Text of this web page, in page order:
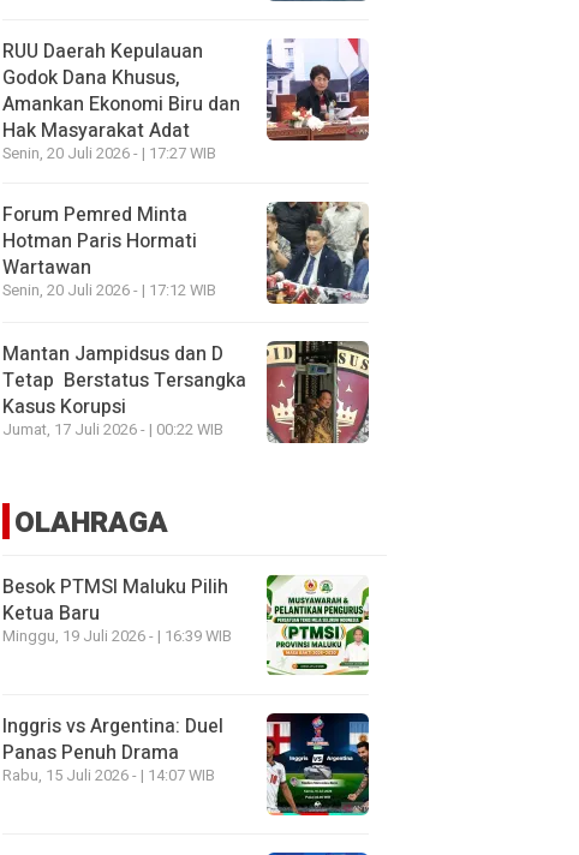
RUU Daerah Kepulauan
Godok Dana Khusus,
Amankan Ekonomi Biru dan
Hak Masyarakat Adat
Senin, 20 Juli 2026 - | 17:27 WIB
Forum Pemred Minta
Hotman Paris Hormati
Wartawan
Senin, 20 Juli 2026 - | 17:12 WIB
Mantan Jampidsus dan D
Tetap Berstatus Tersangka
Kasus Korupsi
Jumat, 17 Juli 2026 - | 00:22 WIB
OLAHRAGA
Besok PTMSI Maluku Pilih
Ketua Baru
Minggu, 19 Juli 2026 - | 16:39 WIB
Inggris vs Argentina: Duel
Panas Penuh Drama
Rabu, 15 Juli 2026 - | 14:07 WIB